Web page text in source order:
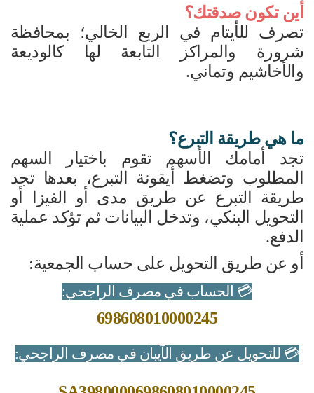
أين تكون صدقتك؟
تصرف للأيتام في الربع الخالي؛ بمحافظة
شرورة والمراكز التابعة لها كالوديعة
والأخاشيم وتماني.
ما هي طريقة التبرع؟
تجد أمامك الأسهم تقوم باختيار السهم
المطلوب وتضغط أيقونة التبرع، بعدها تجد
طريقة التبرع عن طريق مدى أو الفيزا أو
التحويل البنكي، وتدخل البيانات ثم تؤكد عملية
الدفع.
أو عن طريق التحويل على حساب الجمعية:
💳 الحساب في مصرف الراجحي:
698608010000245
💳 للتحويل عن طريق الآيبان في مصرف الراجحي: